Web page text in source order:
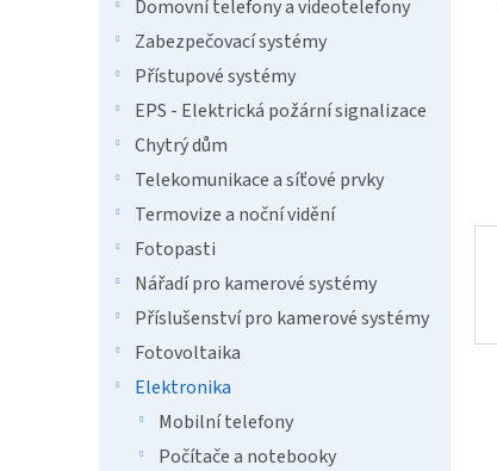
Domovní telefony a videotelefony
Zabezpečovací systémy
Přístupové systémy
EPS - Elektrická požární signalizace
Chytrý dům
Telekomunikace a síťové prvky
Termovize a noční vidění
Fotopasti
Nářadí pro kamerové systémy
Příslušenství pro kamerové systémy
Fotovoltaika
Elektronika
Mobilní telefony
Počítače a notebooky